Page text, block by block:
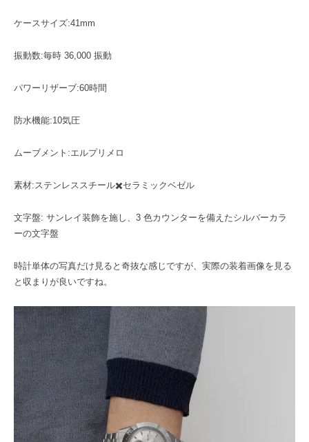
ケースサイズ:41mm
振動数:毎時 36,000 振動
パワーリザーブ:60時間
防水機能:10気圧
ムーブメント:エルプリメロ
素材:ステンレススチール✖️セラミックベゼル
文字盤: サンレイ装飾を施し、3 色カウンターを備えたシルバーカラ
ーの文字盤
時計単体の写真だけ見ると奇抜な感じですが、実際の装着画像を見る
と収まりが良いですね。